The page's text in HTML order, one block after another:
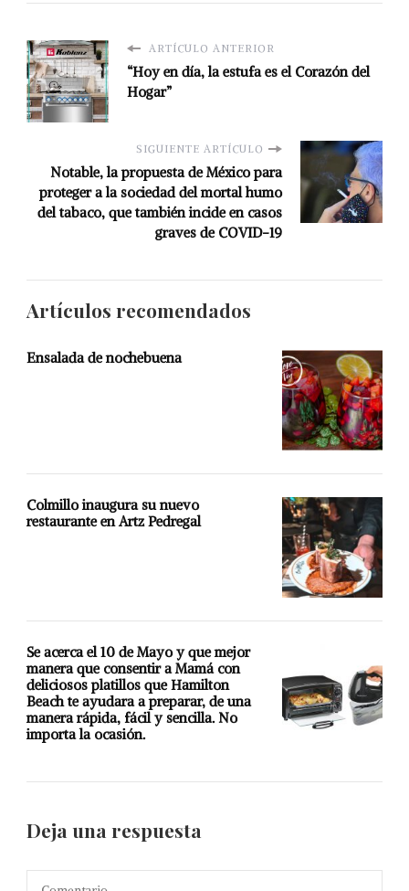
ARTÍCULO ANTERIOR
“Hoy en día, la estufa es el Corazón del
Hogar”
SIGUIENTE ARTÍCULO
Notable, la propuesta de México para
proteger a la sociedad del mortal humo
del tabaco, que también incide en casos
graves de COVID-19
Artículos recomendados
Ensalada de nochebuena
Colmillo inaugura su nuevo
restaurante en Artz Pedregal
Se acerca el 10 de Mayo y que mejor
manera que consentir a Mamá con
deliciosos platillos que Hamilton
Beach te ayudara a preparar, de una
manera rápida, fácil y sencilla. No
importa la ocasión.
Deja una respuesta